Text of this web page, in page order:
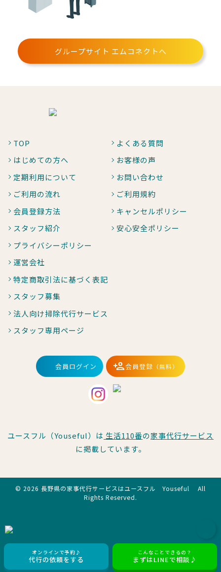
グループサイト エムコネクトへ
TOP
はじめての方へ
定期利用について
ご利用の流れ
会員登録方法
スタッフ紹介
よくある質問
お客様の声
お問い合わせ
ご利用規約
キャンセルポリシー
安心安全ポリシー
プライバシーポリシー
運営会社
特定商取引法に基づく表記
スタッフ募集
法人向け掃除代行サービス
スタッフ専用ページ
会員ログイン 会員登録 （無料）
ユースフル（Youseful）は 生活110番の家事代行サービス
に掲載しています。
© 2026 長野県の家事代行サービスはユースフル Youseful All
Rights Reserved.
オンラインで予約♪
代行の依頼をする
こんなことできるの？
まずはLINEで相談♪